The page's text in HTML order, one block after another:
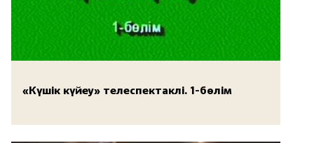
«Күшік күйеу» телеспектаклі. 1-бөлім